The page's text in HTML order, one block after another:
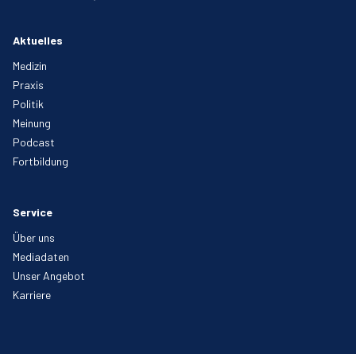
Aktuelles
Medizin
Praxis
Politik
Meinung
Podcast
Fortbildung
Service
Über uns
Mediadaten
Unser Angebot
Karriere